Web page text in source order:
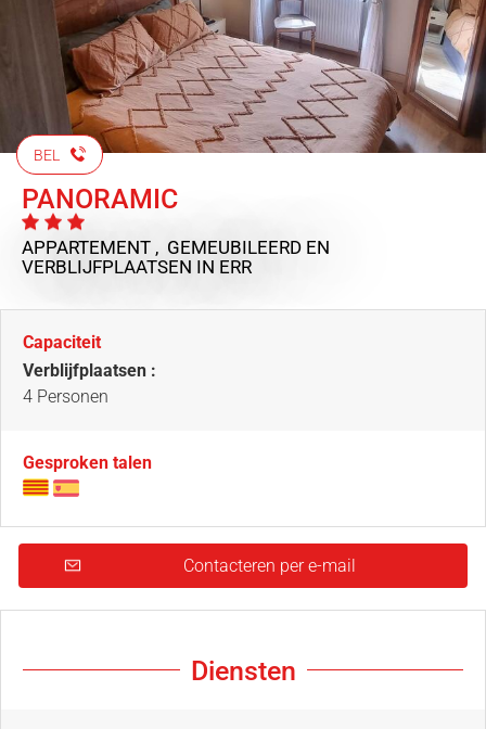
BEL
PANORAMIC
APPARTEMENT , GEMEUBILEERD EN
VERBLIJFPLAATSEN IN ERR
Capaciteit
Verblijfplaatsen :
4 Personen
Gesproken talen
Contacteren per e-mail
Diensten